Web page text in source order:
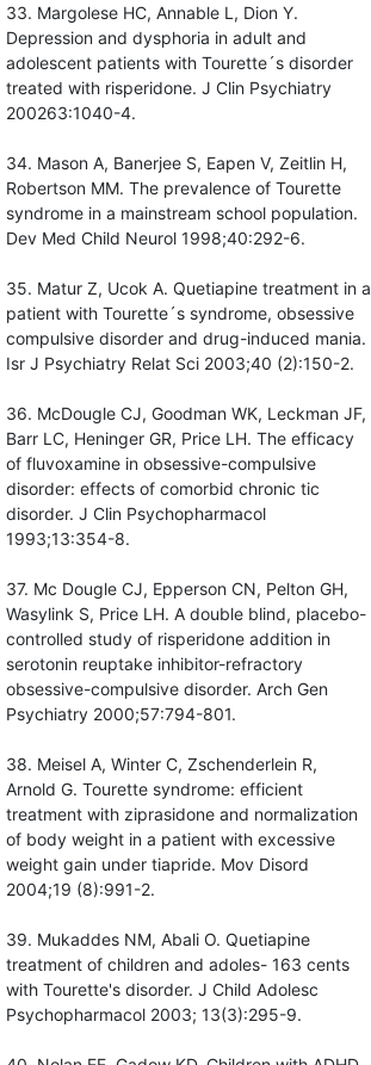
33. Margolese HC, Annable L, Dion Y.
Depression and dysphoria in adult and
adolescent patients with Tourette´s disorder
treated with risperidone. J Clin Psychiatry
200263:1040-4.
34. Mason A, Banerjee S, Eapen V, Zeitlin H,
Robertson MM. The prevalence of Tourette
syndrome in a mainstream school population.
Dev Med Child Neurol 1998;40:292-6.
35. Matur Z, Ucok A. Quetiapine treatment in a
patient with Tourette´s syndrome, obsessive
compulsive disorder and drug-induced mania.
Isr J Psychiatry Relat Sci 2003;40 (2):150-2.
36. McDougle CJ, Goodman WK, Leckman JF,
Barr LC, Heninger GR, Price LH. The efficacy
of fluvoxamine in obsessive-compulsive
disorder: effects of comorbid chronic tic
disorder. J Clin Psychopharmacol
1993;13:354-8.
37. Mc Dougle CJ, Epperson CN, Pelton GH,
Wasylink S, Price LH. A double blind, placebo-
controlled study of risperidone addition in
serotonin reuptake inhibitor-refractory
obsessive-compulsive disorder. Arch Gen
Psychiatry 2000;57:794-801.
38. Meisel A, Winter C, Zschenderlein R,
Arnold G. Tourette syndrome: efficient
treatment with ziprasidone and normalization
of body weight in a patient with excessive
weight gain under tiapride. Mov Disord
2004;19 (8):991-2.
39. Mukaddes NM, Abali O. Quetiapine
treatment of children and adoles- 163 cents
with Tourette's disorder. J Child Adolesc
Psychopharmacol 2003; 13(3):295-9.